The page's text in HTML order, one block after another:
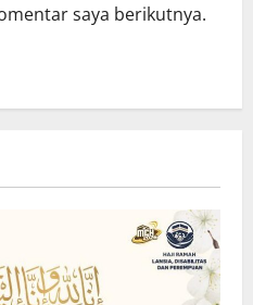
saya berikutnya.